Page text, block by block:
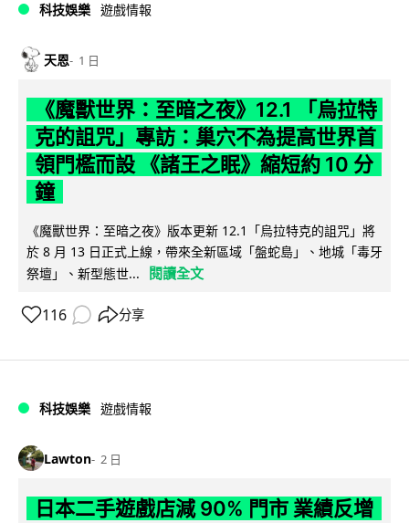
科技娛樂 遊戲情報
天恩 1 日
《魔獸世界：至暗之夜》12.1 「烏拉特
克的詛咒」專訪：巢穴不為提高世界首
領門檻而設 《諸王之眠》縮短約 10 分
鐘
《魔獸世界：至暗之夜》版本更新 12.1「烏拉特克的詛咒」將
於 8 月 13 日正式上線，帶來全新區域「盤蛇島」、地城「毒牙
祭壇」、新型態世...
閱讀全文
116 分享
科技娛樂 遊戲情報
Lawton 2 日
日本二手遊戲店減 90% 門市 業績反增